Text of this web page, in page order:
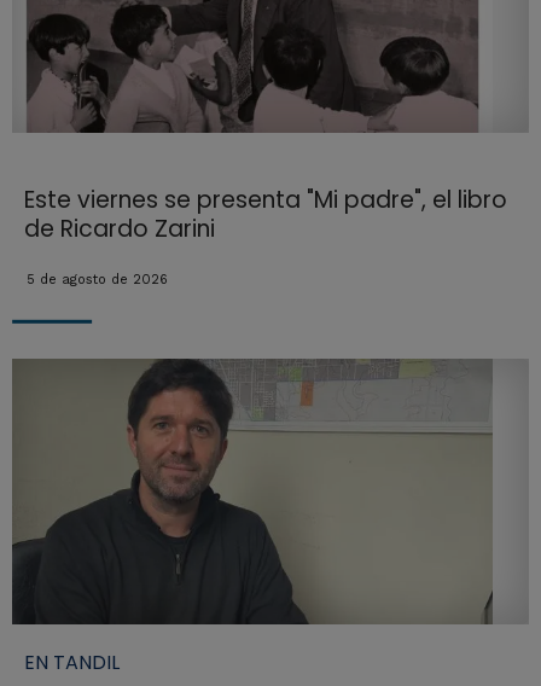
Este viernes se presenta "Mi padre", el libro
de Ricardo Zarini
5 de agosto de 2026
EN TANDIL